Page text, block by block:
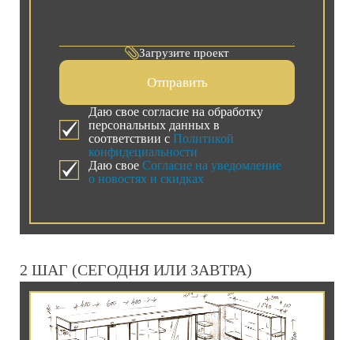
Загрузите проект
Отправить
Даю свое согласие на обработку
персональных данных в
соответствии с Политикой
конфидециальности
Даю свое Согласие на уведомление
о новостях и скидках
2 ШАГ (СЕГОДНЯ ИЛИ ЗАВТРА)